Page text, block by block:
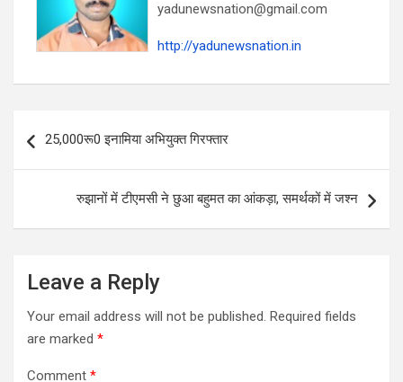
yadunewsnation@gmail.com
http://yadunewsnation.in
navigation
25,000रू0 इनामिया अभियुक्त गिरफ्तार
रुझानों में टीएमसी ने छुआ बहुमत का आंकड़ा, समर्थकों में जश्न
Leave a Reply
Your email address will not be published. Required fields
are marked *
Comment *